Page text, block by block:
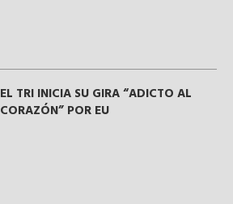
EL TRI INICIA SU GIRA “ADICTO AL
CORAZÓN” POR EU